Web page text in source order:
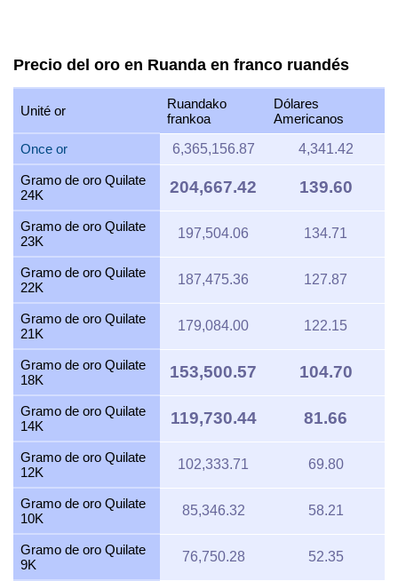
Precio del oro en Ruanda en franco ruandés
Unité or
Ruandako
frankoa
Dólares
Americanos
Once or
6,365,156.87 4,341.42
Gramo de oro Quilate
24K
204,667.42 139.60
Gramo de oro Quilate
23K
197,504.06 134.71
Gramo de oro Quilate
22K
187,475.36 127.87
Gramo de oro Quilate
21K
179,084.00 122.15
Gramo de oro Quilate
18K
153,500.57 104.70
Gramo de oro Quilate
14K
119,730.44 81.66
Gramo de oro Quilate
12K
102,333.71 69.80
Gramo de oro Quilate
10K
85,346.32 58.21
Gramo de oro Quilate
9K
76,750.28 52.35